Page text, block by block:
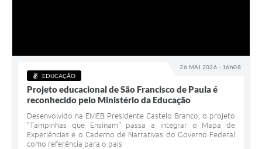
26 MAI 2026 - 16h08
EDUCAÇÃO
Projeto educacional de São Francisco de Paula é
reconhecido pelo Ministério da Educação
Desenvolvido na EMEB Presidente Castelo Branco, o projeto
"Tampinhas que Ensinam" passa a integrar o Mapa de
Experiências e o Caderno de Narrativas do Governo Federal
como referência para o país